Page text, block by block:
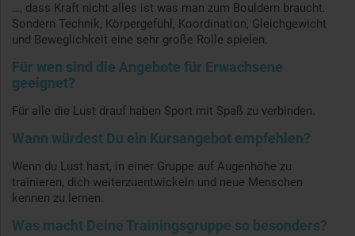
…, dass Kraft nicht alles ist was man zum Bouldern braucht.
Sondern Technik, Körpergefühl, Koordination, Gleichgewicht
und Beweglichkeit eine sehr große Rolle spielen.
Für wen sind die Angebote für Erwachsene
geeignet?
Für alle die Lust drauf haben Sport mit Spaß zu verbinden.
Wann würdest Du ein Kursangebot empfehlen?
Wenn du Lust hast, in einer Gruppe auf Augenhöhe zu
trainieren, dich weiterzuentwickeln und neue Menschen
kennen zu lernen.
Was macht Deine Trainingsgruppe so besonders?